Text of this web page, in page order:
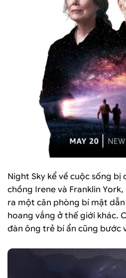
Night Sky kể về cuộc sống bị
chồng Irene và Franklin
ra một căn phòng bí mật
hoang vắng ở thế giới khác.
đàn ông trẻ bí ẩn cũng bước